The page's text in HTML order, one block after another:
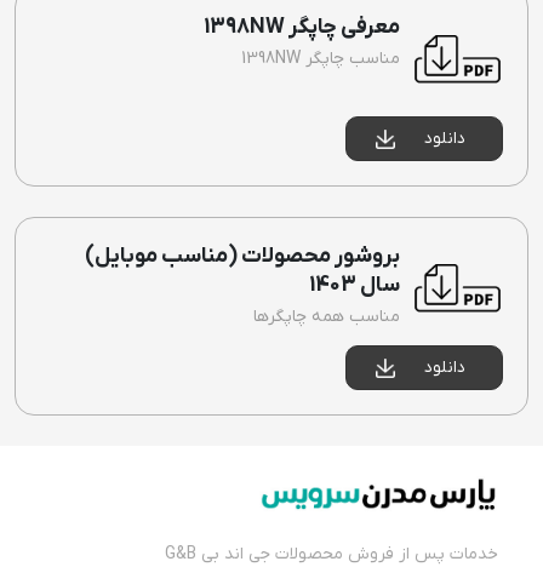
معرفی چاپگر 1398NW
مناسب چاپگر 1398NW
دانلود
بروشور محصولات (مناسب موبایل)
سال 1403
مناسب همه چاپگرها
دانلود
خدمات پس از فروش محصولات جی اند بی G&B